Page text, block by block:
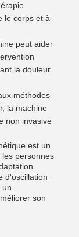
le corps et à
peut aider
la douleur
méthodes
la machine
non invasive
est un
personnes
d'oscillation
un
son